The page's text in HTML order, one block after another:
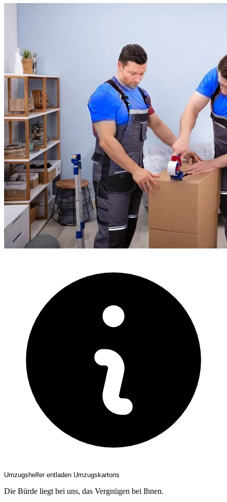
Umzugshelfer entladen Umzugskartons
Die Bürde liegt bei uns, das Vergnügen bei Ihnen.